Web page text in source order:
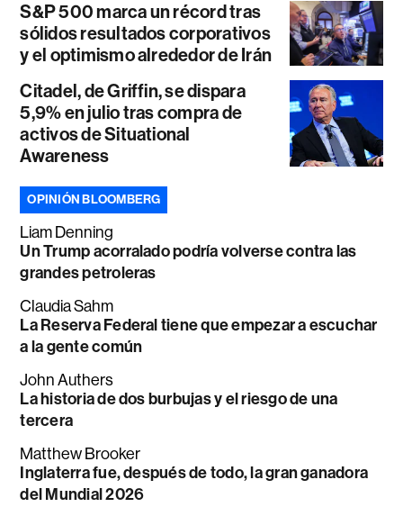
S&P 500 marca un récord tras
sólidos resultados corporativos
y el optimismo alrededor de Irán
Citadel, de Griffin, se dispara
5,9% en julio tras compra de
activos de Situational
Awareness
OPINIÓN BLOOMBERG
Liam Denning
Un Trump acorralado podría volverse contra las
grandes petroleras
Claudia Sahm
La Reserva Federal tiene que empezar a escuchar
a la gente común
John Authers
La historia de dos burbujas y el riesgo de una
tercera
Matthew Brooker
Inglaterra fue, después de todo, la gran ganadora
del Mundial 2026